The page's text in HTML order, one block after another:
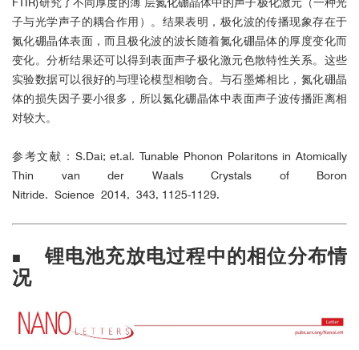
子与光学声子的耦合作用）。结果表明，极化波的传播现象存在于
氮化硼晶体表面，而且极化波的波长随着氮化硼晶体的厚度变化而
变化。分析结果还可以得到表面声子极化激元色散特性关系。这些
实验数据可以很好的与理论模型相吻合。与石墨烯相比，氮化硼晶
体的损失因子要小很多，所以氮化硼晶体中表面声子波传播距离相
对较大。
参考文献：S.Dai; et.al. Tunable Phonon Polaritons in Atomically
Thin van der Waals Crystals of Boron
Nitride. Science 2014, 343, 1125-1129.
■
锂电池充放电过程中的相位分布情
况